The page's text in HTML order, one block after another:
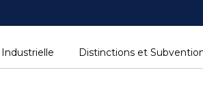
Distinctions et